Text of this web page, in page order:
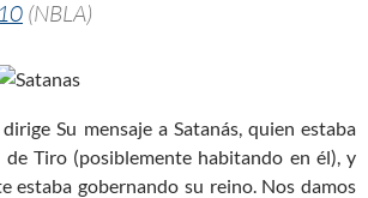
(NBLA)
Su mensaje a Satanás, quien estaba
Tiro (posiblemente habitando en él), y
estaba gobernando su reino. Nos damos